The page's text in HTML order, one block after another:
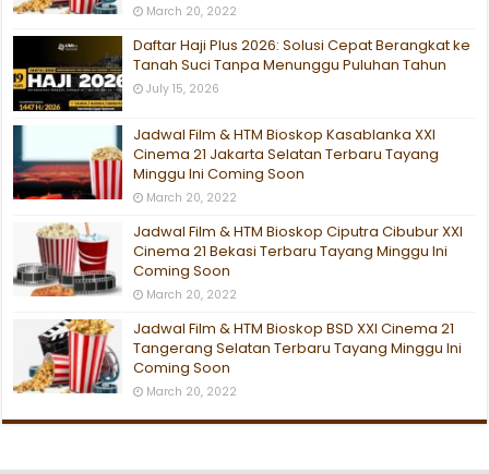
March 20, 2022
Daftar Haji Plus 2026: Solusi Cepat Berangkat ke
Tanah Suci Tanpa Menunggu Puluhan Tahun
July 15, 2026
Jadwal Film & HTM Bioskop Kasablanka XXI
Cinema 21 Jakarta Selatan Terbaru Tayang
Minggu Ini Coming Soon
March 20, 2022
Jadwal Film & HTM Bioskop Ciputra Cibubur XXI
Cinema 21 Bekasi Terbaru Tayang Minggu Ini
Coming Soon
March 20, 2022
Jadwal Film & HTM Bioskop BSD XXI Cinema 21
Tangerang Selatan Terbaru Tayang Minggu Ini
Coming Soon
March 20, 2022